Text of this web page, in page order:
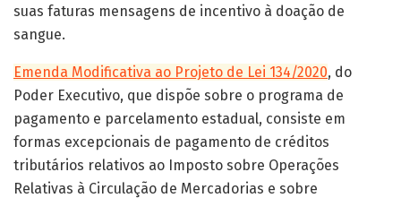
suas faturas mensagens de incentivo à doação de
sangue.
Emenda Modificativa ao Projeto de Lei 134/2020, do
Poder Executivo, que dispõe sobre o programa de
pagamento e parcelamento estadual, consiste em
formas excepcionais de pagamento de créditos
tributários relativos ao Imposto sobre Operações
Relativas à Circulação de Mercadorias e sobre